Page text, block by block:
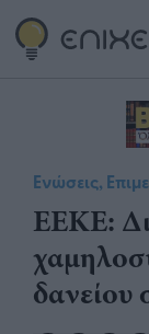
Ενώσεις,
ΕΕΚΕ:
δανείου